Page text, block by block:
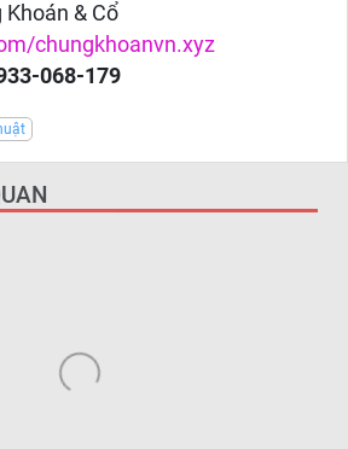
Khoán & Cổ
chungkhoanvn.xyz
068-179